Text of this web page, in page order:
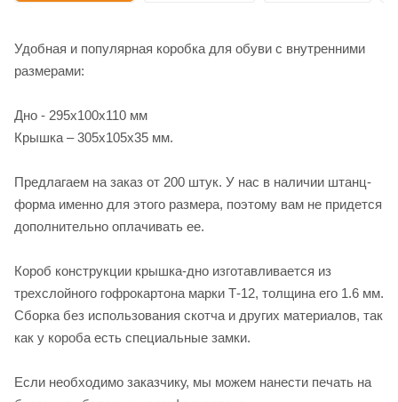
Удобная и популярная коробка для обуви с внутренними
размерами:
Дно - 295х100х110 мм
Крышка – 305х105х35 мм.
Предлагаем на заказ от 200 штук. У нас в наличии штанц-
форма именно для этого размера, поэтому вам не придется
дополнительно оплачивать ее.
Короб конструкции крышка-дно изготавливается из
трехслойного гофрокартона марки Т-12, толщина его 1.6 мм.
Сборка без использования скотча и других материалов, так
как у короба есть специальные замки.
Если необходимо заказчику, мы можем нанести печать на